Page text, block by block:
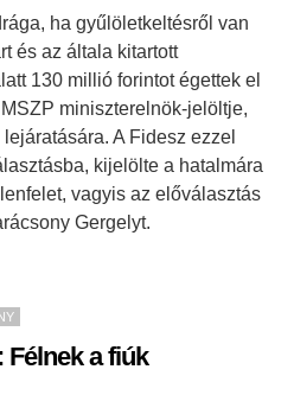
ha gyűlöletkeltésről van
és az általa kitartott
130 millió forintot égettek el
miniszterelnök-jelöltje,
A Fidesz ezzel
kijelölte a hatalmára
vagyis az előválasztás
Gergelyt.
a fiúk